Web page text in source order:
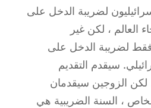
لضريبة الدخل على
العالم ، لكن غير
لضريبة الدخل على
سيقدم التقديم
لكن الزوجين سيقدمان
، السنة الضريبية هي